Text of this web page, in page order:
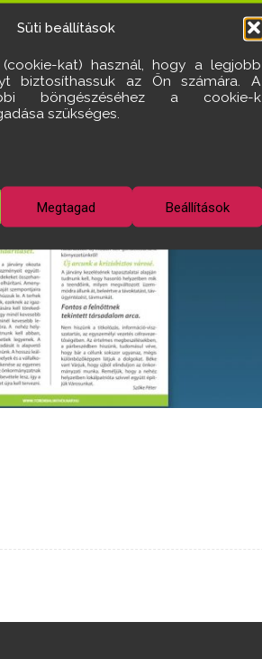
Süti beállítások
kat) használ, hogy a legjobb
biztosíthassuk az Ön számára. A
böngészéséhez a cookie-k
szükséges.
Megtagad Beállítások